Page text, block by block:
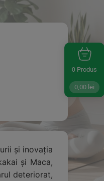
și inovația
și Maca,
deteriorat,
0 Produs
0,00 lei